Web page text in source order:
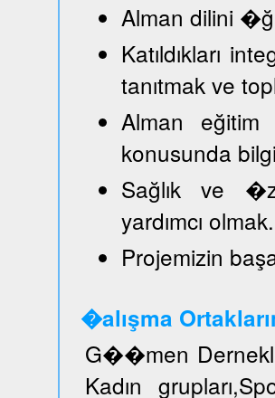
Alman dilini
Katıldıkları
tanıtmak ve
Alman
konusunda
Sağlık ve
yardımcı olmak.
Projemizin
�alışma
G��men
Kadın